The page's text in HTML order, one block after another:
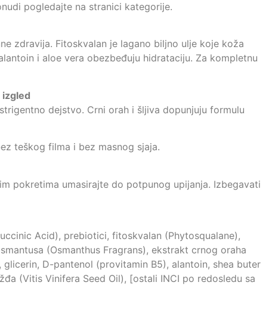
pogledajte na stranici kategorije.
zdravija. Fitoskvalan je lagano biljno ulje koje koža
i aloe vera obezbeđuju hidrataciju. Za kompletnu
dejstvo. Crni orah i šljiva dopunjuju formulu
teškog filma i bez masnog sjaja.
pokretima umasirajte do potpunog upijanja. Izbegavati
Acid), prebiotici, fitoskvalan (Phytosqualane),
(Osmanthus Fragrans), ekstrakt crnog oraha
D-pantenol (provitamin B5), alantoin, shea buter
(Vitis Vinifera Seed Oil), [ostali INCI po redosledu sa